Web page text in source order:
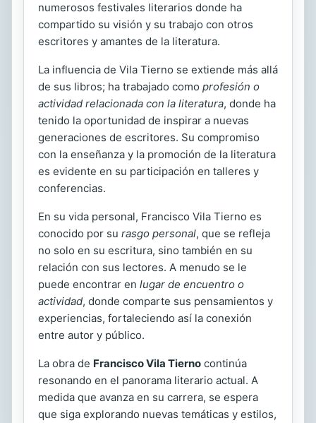
numerosos festivales literarios donde ha
compartido su visión y su trabajo con otros
escritores y amantes de la literatura.
La influencia de Vila Tierno se extiende más allá
de sus libros; ha trabajado como profesión o
actividad relacionada con la literatura, donde ha
tenido la oportunidad de inspirar a nuevas
generaciones de escritores. Su compromiso
con la enseñanza y la promoción de la literatura
es evidente en su participación en talleres y
conferencias.
En su vida personal, Francisco Vila Tierno es
conocido por su rasgo personal, que se refleja
no solo en su escritura, sino también en su
relación con sus lectores. A menudo se le
puede encontrar en lugar de encuentro o
actividad, donde comparte sus pensamientos y
experiencias, fortaleciendo así la conexión
entre autor y público.
La obra de Francisco Vila Tierno continúa
resonando en el panorama literario actual. A
medida que avanza en su carrera, se espera
que siga explorando nuevas temáticas y estilos,